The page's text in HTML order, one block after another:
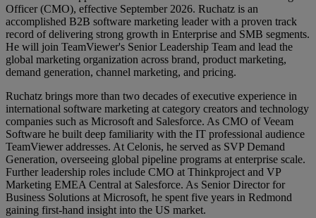
Officer (CMO), effective September 2026. Ruchatz is an
accomplished B2B software marketing leader with a proven track
record of delivering strong growth in Enterprise and SMB segments.
He will join TeamViewer's Senior Leadership Team and lead the
global marketing organization across brand, product marketing,
demand generation, channel marketing, and pricing.
Ruchatz brings more than two decades of executive experience in
international software marketing at category creators and technology
companies such as Microsoft and Salesforce. As CMO of Veeam
Software he built deep familiarity with the IT professional audience
TeamViewer addresses. At Celonis, he served as SVP Demand
Generation, overseeing global pipeline programs at enterprise scale.
Further leadership roles include CMO at Thinkproject and VP
Marketing EMEA Central at Salesforce. As Senior Director for
Business Solutions at Microsoft, he spent five years in Redmond
gaining first-hand insight into the US market.